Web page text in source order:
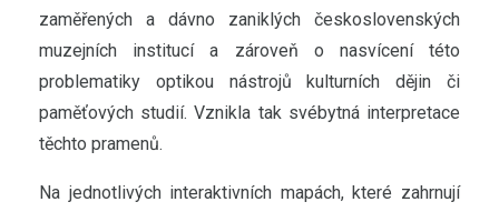
zaměřených a dávno zaniklých československých
muzejních institucí a zároveň o nasvícení této
problematiky optikou nástrojů kulturních dějin či
paměťových studií. Vznikla tak svébytná interpretace
těchto pramenů.
Na jednotlivých interaktivních mapách, které zahrnují